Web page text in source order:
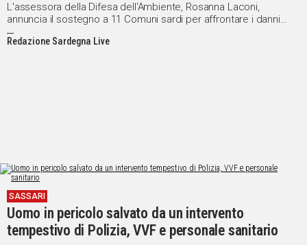
L'assessora della Difesa dell'Ambiente, Rosanna Laconi,
annuncia il sostegno a 11 Comuni sardi per affrontare i danni
provocati da eventi calamitosi
Redazione Sardegna Live
SASSARI
Uomo in pericolo salvato da un intervento
tempestivo di Polizia, VVF e personale sanitario